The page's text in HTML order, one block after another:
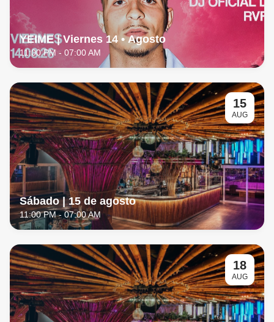
YEIME | Viernes 14 • Agosto
11:00 PM - 07:00 AM
15
AUG
Sábado | 15 de agosto
11:00 PM- 07:00 AM
18
AUG